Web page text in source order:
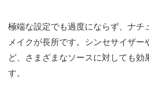
極端な設定でも過度にならず、ナチ
メイクが長所です。シンセサイザー
ど、さまざまなソースに対しても効
す。